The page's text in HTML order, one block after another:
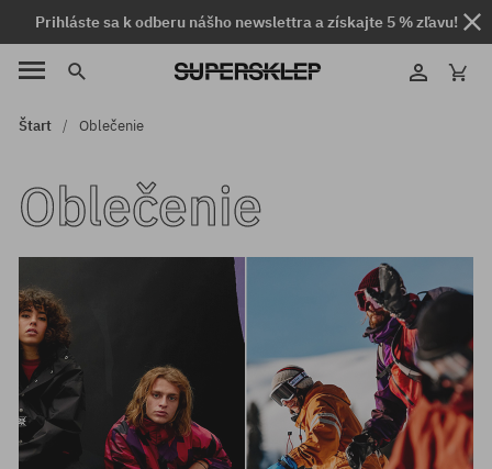
Prihláste sa k odberu nášho newslettra a získajte 5 % zľavu!
Štart Oblečenie
Oblečenie